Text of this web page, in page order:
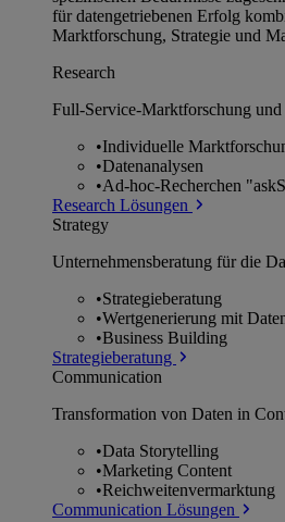
für datengetriebenen Erfolg
Marktforschung, Strategie und
Research
Full-Service-Marktforschung und
•Individuelle
•Datenanalysen
•Ad-hoc-Recherchen
Research Lösungen
Strategy
Unternehmens­beratung für die
•Strategieberatung
•Wertgenerierung mit
•Business Building
Strategieberatung
Communication
Transformation von Daten in
•Data Storytelling
•Marketing Content
•Reichweitenvermarktung
Communication Lösungen